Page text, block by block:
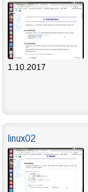
1.10.2017
linux02